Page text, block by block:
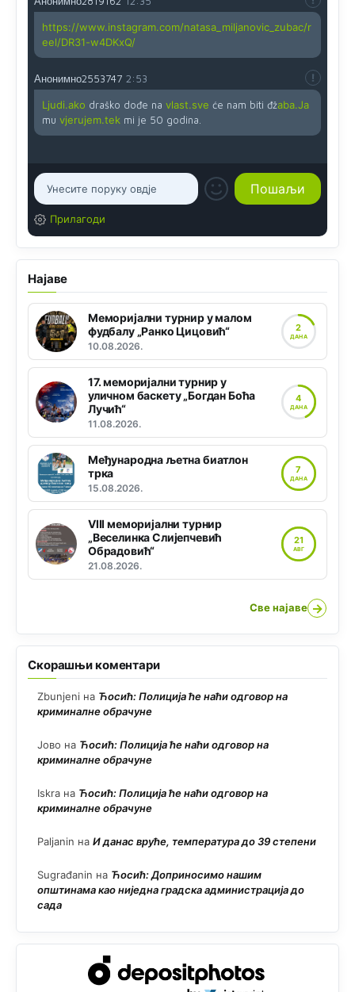
https://www.instagram.com/natasa_miljanovic_zubac/r
eel/DR31-w4DKxQ/
Анонимно2553747 2:53
Ljudi.ako draško dođe na vlast.sve će nam biti đžaba.Ja
mu vjerujem.tek mi je 50 godina.
Прилагоди
Најаве
Меморијални турнир у малом
фудбалу „Ранко Цицовић“
10.08.2026.
2
ДАНА
17. меморијални турнир у
уличном баскету „Богдан Боћа
Лучић“
11.08.2026.
4
ДАНА
Међународна љетна биатлон
трка
15.08.2026.
7
ДАНА
VIII меморијални турнир
„Веселинка Слијепчевић
Обрадовић“
21.08.2026.
21
АВГ
Све најаве →
Скорашњи коментари
Zbunjeni на Ћосић: Полиција ће наћи одговор на
криминалне обрачуне
Јово на Ћосић: Полиција ће наћи одговор на
криминалне обрачуне
Iskra на Ћосић: Полиција ће наћи одговор на
криминалне обрачуне
Paljanin на И данас вруће, температура до 39 степени
Sugrađanin на Ћосић: Доприносимо нашим
општинама као ниједна градска администрација до
сада